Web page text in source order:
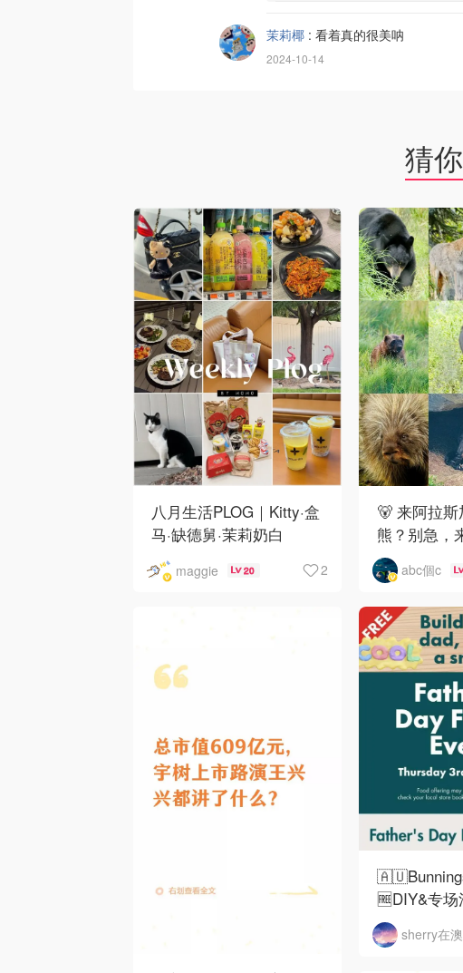
茉莉椰 : 看着真的很美呐
2024-10-14
猜
八月生活PLOG｜Kitty·盒
马·缺德舅·茉莉奶白
·Costco·Wendy's
maggie 20 2
🐻 来阿拉
熊？别急，
下！
abc個c
🆓DIY&专场
sherry在